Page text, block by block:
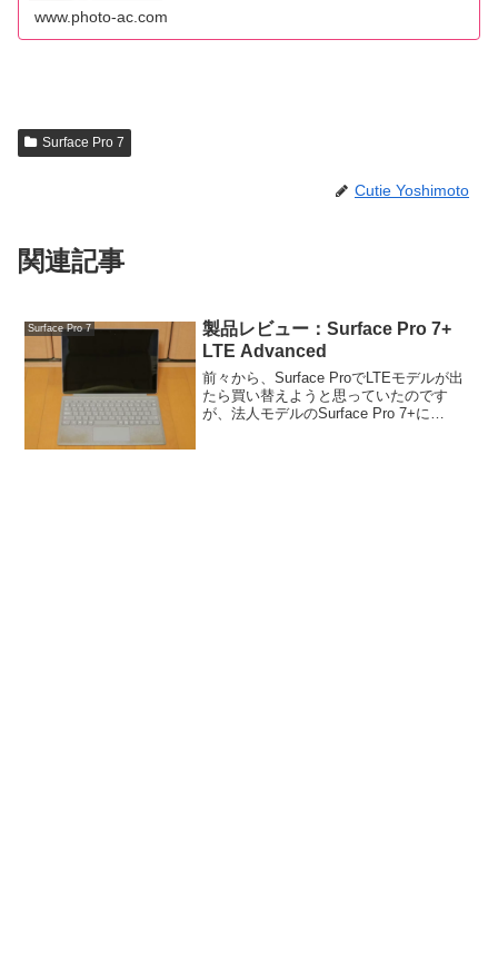
www.photo-ac.com
Surface Pro 7
Cutie Yoshimoto
関連記事
Surface Pro 7
製品レビュー：Surface Pro 7+
LTE Advanced
前々から、Surface ProでLTEモデルが出
たら買い替えようと思っていたのです
が、法人モデルのSurface Pro 7+に